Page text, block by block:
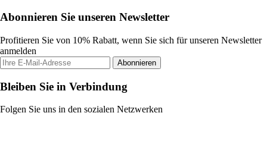
Abonnieren Sie unseren Newsletter
Profitieren Sie von 10% Rabatt, wenn Sie sich für unseren Newsletter
anmelden
Abonnieren
Bleiben Sie in Verbindung
Folgen Sie uns in den sozialen Netzwerken